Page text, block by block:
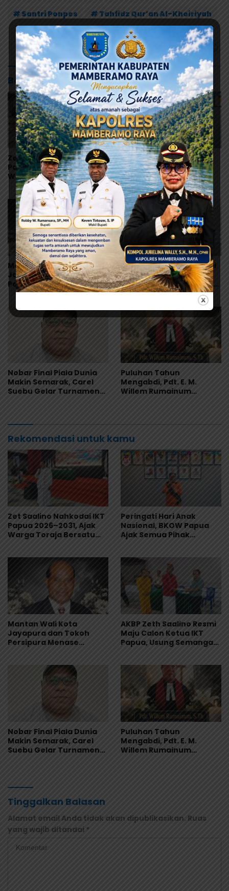
# Santri Ponpes
# Tahfidz Qur’an Al-Khoiriyah
Baca Juga
Zet Saalino Nahkodai IKT
Papua 2026–2031, Ajak
Warga Toraja Bersatu
dan Siapkan LBH IKT
Peringati Hari Anak
Nasional, BKOW Papua
Ajak Semua Pihak
Lindungi dan Wujudkan
Masa Depan Anak Papua
Mantan Wali Kota
Jayapura dan Tokoh
Persipura Menase
Roberth Kambu
AKBP Zeth Saalino Resmi
Maju Calon Ketua IKT
Papua, Usung Semangat
Kebersamaan
Nobar Final Piala Dunia
Makin Semarak, Carel
Suebu Gelar Turnamen
Puluhan Tahun
Mengabdi, Pdt. E. M.
Willem Rumainum
Rekomendasi untuk kamu
Zet Saalino Nahkodai IKT
Papua 2026–2031, Ajak
Warga Toraja Bersatu
Peringati Hari Anak
Nasional, BKOW Papua
Ajak Semua Pihak
Mantan Wali Kota
Jayapura dan Tokoh
Persipura Menase
AKBP Zeth Saalino Resmi
Maju Calon Ketua IKT
Papua, Usung Semangat
Nobar Final Piala Dunia
Makin Semarak, Carel
Suebu Gelar Turnamen
Puluhan Tahun
Mengabdi, Pdt. E. M.
Willem Rumainum
Tinggalkan Balasan
Alamat email Anda tidak akan dipublikasikan. Ruas
yang wajib ditandai *